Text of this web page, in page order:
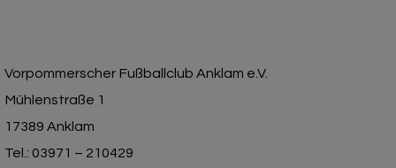
Vorpommerscher Fußballclub Anklam e.V.
Mühlenstraße 1
17389 Anklam
Tel.: 03971 – 210429